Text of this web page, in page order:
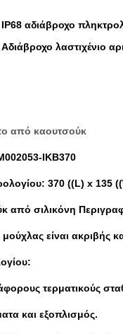
IP68 αδιάβροχο
Αδιάβροχο λαστιχένιο
από καουτσούκ
IKB370
370 ((L) x 135
σιλικόνη
είναι ακριβής
τερματικούς
και εξοπλισμός.